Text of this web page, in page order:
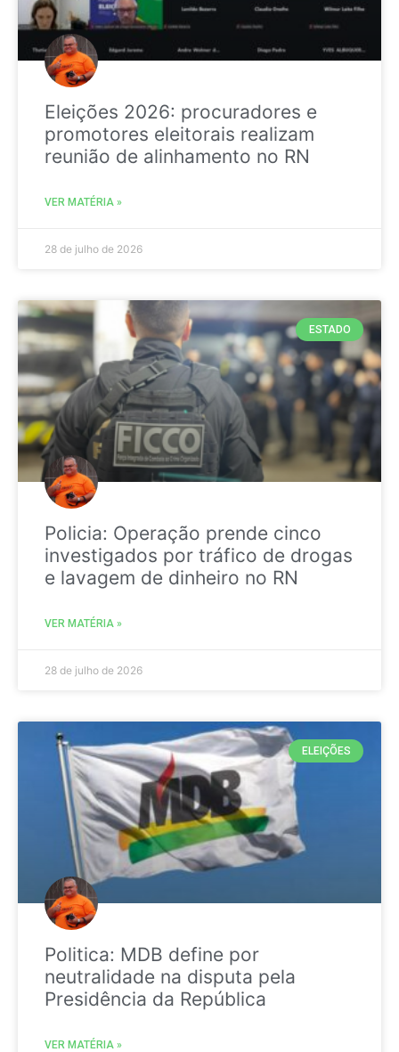
Eleições 2026: procuradores e
promotores eleitorais realizam
reunião de alinhamento no RN
VER MATÉRIA »
28 de julho de 2026
ESTADO
Policia: Operação prende cinco
investigados por tráfico de drogas
e lavagem de dinheiro no RN
VER MATÉRIA »
28 de julho de 2026
ELEIÇÕES
Politica: MDB define por
neutralidade na disputa pela
Presidência da República
VER MATÉRIA »